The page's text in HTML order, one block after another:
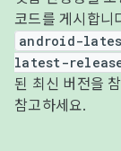
코드를 게시합니
android-
latest-
된 최신 버전을
참고하세요.